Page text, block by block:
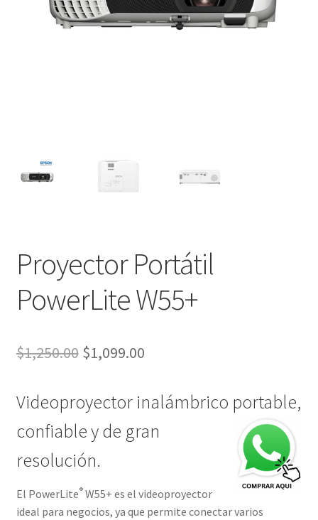
Proyector Portátil
PowerLite W55+
$1,250.00 El
original
era:
$1,250.00.
$1,099.00El
actual
es:
Videoproyector inalámbrico portable,
confiable y de gran
resolución.
El PowerLite®W55+ es el videoproyector
ideal para negocios, ya que permite conectar varios